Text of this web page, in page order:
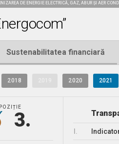
DE ENERGIE ELECTRICĂ, GAZ, ABUR ȘI AER
Sustenabilitatea financiară
2018 2020 2021
POZIȚIE
3.